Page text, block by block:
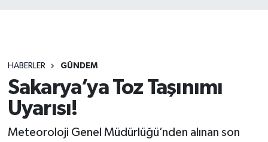
HABERLER GÜNDEM
Sakarya’ya Toz Taşınımı
Uyarısı!
Meteoroloji Genel Müdürlüğü’nden alınan son